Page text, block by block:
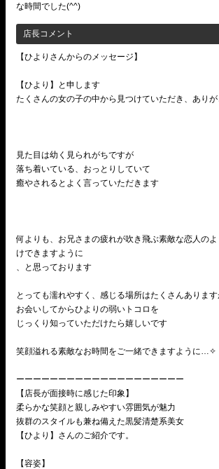
な時間でした(^^)
店長コメント
【ひよりさんからのメッセージ】
【ひより】と申します
たくさんの女の子の中から見つけていただき、あり
見た目は幼く見られがちですが
落ち着いている、おっとりしていて
癒やされるとよく言っていただきます
何よりも、お兄さまの疲れが吹き飛ぶ素敵な恋人の
けできますように
、と思っております
とっても濡れやすく、感じる場所はたくさんあります
お会いしてからひよりの弱いトコロを
じっくり知っていただけたら嬉しいです
笑顔溢れる素敵なお時間をご一緒できますように…✧
ーーーーーーーーーーーーーーーーーーーー
【店長が面接時に感じた印象】
柔らかな笑顔と親しみやすい雰囲気が魅力
抜群のスタイルも兼ね備えた黒髪清楚系美女
【ひより】さんのご紹介です。
【容姿】